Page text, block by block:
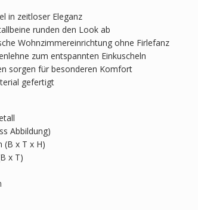
in zeitloser Eleganz
runden den Look ab
Wohnzimmereinrichtung ohne Firlefanz
zum entspannten Einkuscheln
sorgen für besonderen Komfort
gefertigt
Abbildung)
(B x T x H)
x T)